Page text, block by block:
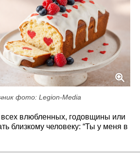
фото: Legion-Media
влюбленных, годовщины или
близкому человеку: “Ты у меня в